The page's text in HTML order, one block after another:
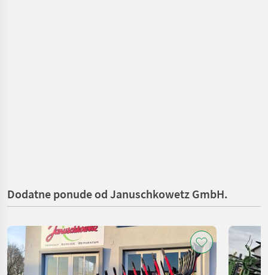
Dodatne ponude od Januschkowetz GmbH.